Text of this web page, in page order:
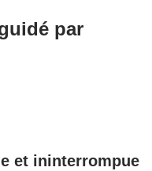
par
et ininterrompue